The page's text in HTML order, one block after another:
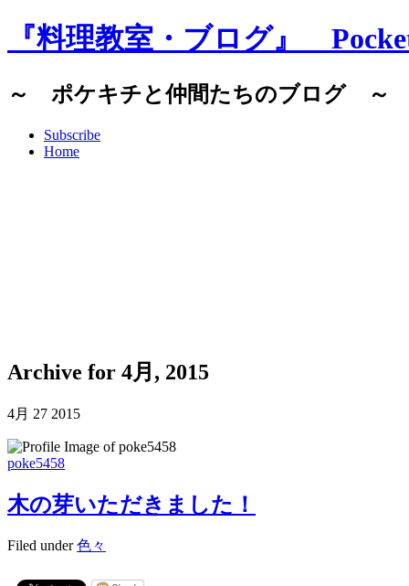
『料理教室・ブログ』
～ ポケキチと仲間たちのブログ ～
Subscribe
Home
Archive for 4月, 2015
4月 27 2015
poke5458
木の芽いただきました！
Filed under色々